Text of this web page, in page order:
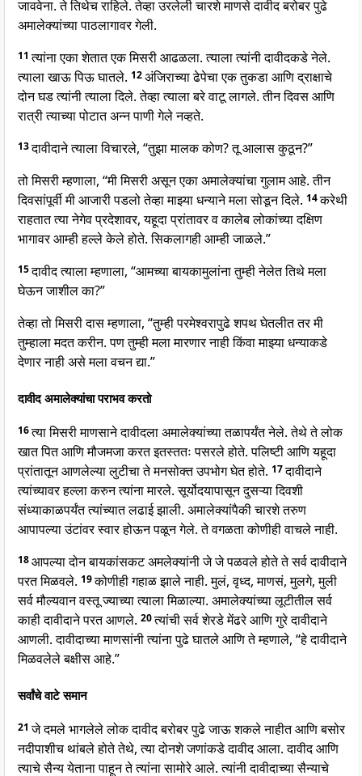
जाववेना. ते तिथेच राहिले. तेव्हा उरलेली चारशे माणसे दावीद बरोबर पुढे
अमालेक्यांच्या पाठलागावर गेली.
11त्यांना एका शेतात एक मिसरी आढळला. त्याला त्यांनी दावीदकडे नेले.
त्याला खाऊ पिऊ घातले. 12अंजिराच्या ढेपेचा एक तुकडा आणि द्राक्षाचे
दोन घड त्यांनी त्याला दिले. तेव्हा त्याला बरे वाटू लागले. तीन दिवस आणि
रात्री त्याच्या पोटात अन्न पाणी गेले नव्हते.
13दावीदाने त्याला विचारले, “तुझा मालक कोण? तू आलास कुठून?”
तो मिसरी म्हणाला, “मी मिसरी असून एका अमालेक्यांचा गुलाम आहे. तीन
दिवसांपूर्वी मी आजारी पडलो तेव्हा माझ्या धन्याने मला सोडून दिले. 14करेथी
राहतात त्या नेगेव प्रदेशावर, यहूदा प्रांतावर व कालेब लोकांच्या दक्षिण
भागावर आम्ही हल्ले केले होते. सिकलागही आम्ही जाळले.”
15दावीद त्याला म्हणाला, “आमच्या बायकामुलांना तुम्ही नेलेत तिथे मला
घेऊन जाशील का?”
तेव्हा तो मिसरी दास म्हणाला, “तुम्ही परमेश्वरापुढे शपथ घेतलीत तर मी
तुम्हाला मदत करीन. पण तुम्ही मला मारणार नाही किंवा माझ्या धन्याकडे
देणार नाही असे मला वचन द्या.”
दावीद अमालेक्यांचा पराभव करतो
16त्या मिसरी माणसाने दावीदला अमालेक्यांच्या तळापर्यंत नेले. तेथे ते लोक
खात पित आणि मौजमजा करत इतस्ततः पसरले होते. पलिष्टी आणि यहूदा
प्रांतातून आणलेल्या लुटीचा ते मनसोक्त उपभोग घेत होते. 17दावीदाने
त्यांच्यावर हल्ला करुन त्यांना मारले. सूर्योदयापासून दुसऱ्या दिवशी
संध्याकाळपर्यंत त्यांच्यात लढाई झाली. अमालेक्यांपैकी चारशे तरुण
आपापल्या उंटांवर स्वार होऊन पळून गेले. ते वगळता कोणीही वाचले नाही.
18आपल्या दोन बायकांसकट अमलेक्यांनी जे जे पळवले होते ते सर्व दावीदाने
परत मिळवले. 19कोणीही गहाळ झाले नाही. मुलं, वृध्द, माणसं, मुलगे, मुली
सर्व मौल्यवान वस्तू ज्याच्या त्याला मिळाल्या. अमालेक्यांच्या लूटीतील सर्व
काही दावीदाने परत आणले. 20त्यांची सर्व शेरडे मेंढरे आणि गुरे दावीदाने
आणली. दावीदाच्या माणसांनी त्यांना पुढे घातले आणि ते म्हणाले, “हे दावीदाने
मिळवलेले बक्षीस आहे.”
सर्वांचे वाटे समान
21जे दमले भागलेले लोक दावीद बरोबर पुढे जाऊ शकले नाहीत आणि बसोर
नदीपाशीच थांबले होते तेथे, त्या दोनशे जणांकडे दावीद आला. दावीद आणि
त्याचे सैन्य येताना पाहून ते त्यांना सामोरे आले. त्यांनी दावीदाच्या सैन्याचे